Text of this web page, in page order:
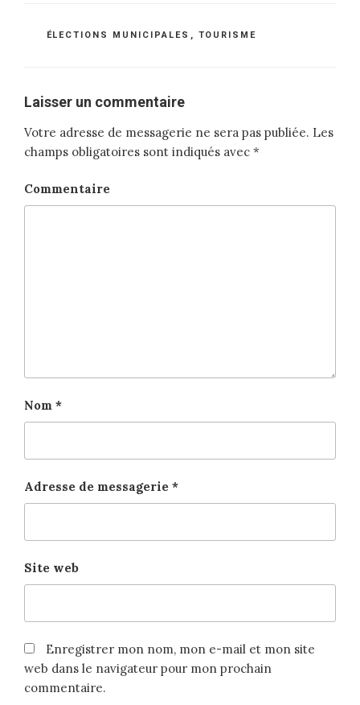
CATÉGORIES
ÉLECTIONS MUNICIPALES , TOURISME
Laisser un commentaire
Votre adresse de messagerie ne sera pas publiée. Les
champs obligatoires sont indiqués avec *
Commentaire
Nom *
Adresse de messagerie *
Site web
Enregistrer mon nom, mon e-mail et mon site
web dans le navigateur pour mon prochain
commentaire.